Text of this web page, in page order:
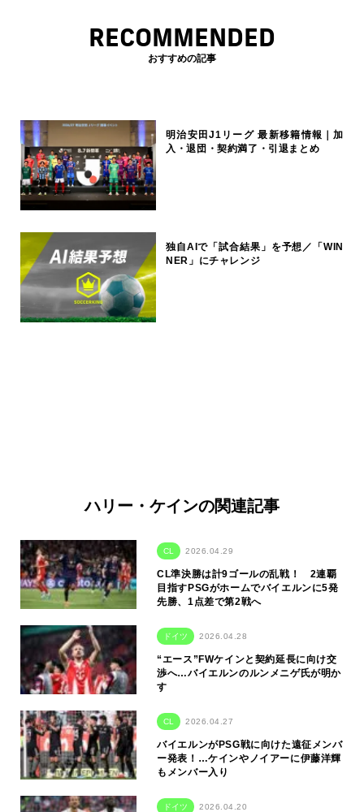
RECOMMENDED
おすすめの記事
明治安田J1リーグ 最新移籍情報｜加
入・退団・契約満了・引退まとめ
独自AIで「試合結果」を予想／「WIN
NER」にチャレンジ
ハリー・ケインの関連記事
CL 2026.04.29
CL準決勝は計9ゴールの乱戦！ 2連覇
目指すPSGがホームでバイエルンに5発
先勝、1点差で第2戦へ
ドイツ 2026.04.28
“エース”FWケインと契約延長に向け交
渉へ…バイエルンのルンメニゲ氏が明か
す
CL 2026.04.27
バイエルンがPSG戦に向けた遠征メンバ
ー発表！…ケインやノイアーに伊藤洋輝
もメンバー入り
ドイツ 2026.04.20